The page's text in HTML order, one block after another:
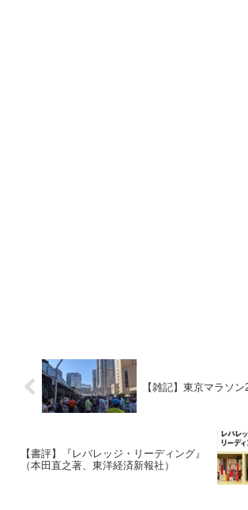
【雑記】東京マラソ
【書評】『レバレッジ・リーディング』
（本田直之著、東洋経済新報社）